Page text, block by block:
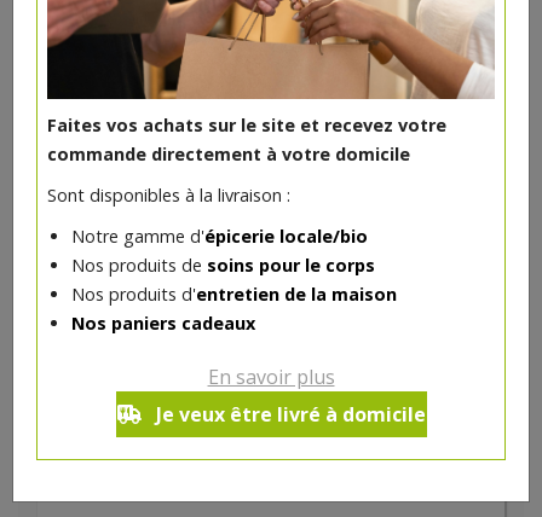
Faites vos achats sur le site et recevez votre
commande directement à votre domicile
Sont disponibles à la livraison :
Notre gamme d'épicerie locale/bio
Nos produits de soins pour le corps
Nos produits d'entretien de la maison
Nos paniers cadeaux
En savoir plus
Je veux être livré à domicile
8.5
Réception souhaitée le
DANS LA MÊME CATÉGORIE ...